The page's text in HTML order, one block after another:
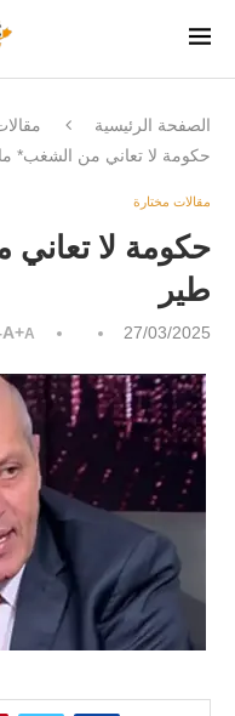
الصفحة الرئيسية
حكومة لا تعاني من الشغب*
مقالات مختارة
حكومة لا
طير
27/03/2025
A+A-